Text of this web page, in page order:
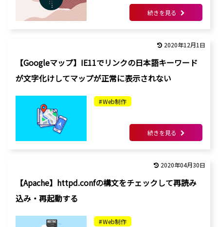
続きを見る
【Googleマップ】IE11でリンクの日本語キーワード
が文字化けしてマップが正常に表示されない
2020年12月1日
Web制作
続きを見る
【Apache】httpd.confの構文をチェックして再読み
込み・再起動する
2020年04月30日
Web制作